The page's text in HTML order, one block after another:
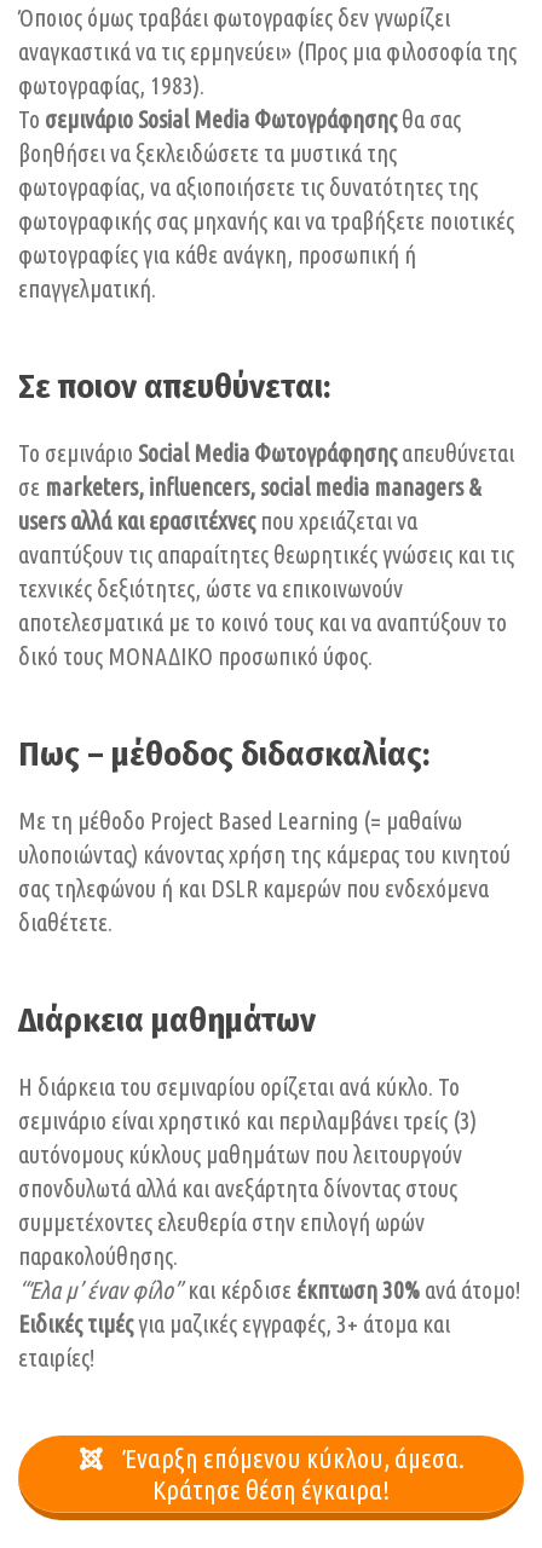
Όποιος όμως τραβάει φωτογραφίες δεν γνωρίζει
αναγκαστικά να τις ερμηνεύει» (Προς μια φιλοσοφία της
φωτογραφίας, 1983).
Το σεμινάριο Sosial Media Φωτογράφησηςθα σας
βοηθήσει να ξεκλειδώσετε τα μυστικά της
φωτογραφίας, να αξιοποιήσετε τις δυνατότητες της
φωτογραφικής σας μηχανής και να τραβήξετε ποιοτικές
φωτογραφίες για κάθε ανάγκη, προσωπική ή
επαγγελματική.
Σε ποιον απευθύνεται:
Το σεμινάριο Social Media Φωτογράφησηςαπευθύνεται
σε marketers, influencers, social media managers &
users αλλά και ερασιτέχνεςπου χρειάζεται να
αναπτύξουν τις απαραίτητες θεωρητικές γνώσεις και τις
τεχνικές δεξιότητες, ώστε να επικοινωνούν
αποτελεσματικά με το κοινό τους και να αναπτύξουν το
δικό τους ΜΟΝΑΔΙΚΟ προσωπικό ύφος.
Πως – μέθοδος διδασκαλίας:
Με τη μέθοδο Project Based Learning (= μαθαίνω
υλοποιώντας) κάνοντας χρήση της κάμερας του κινητού
σας τηλεφώνου ή και DSLR καμερών που ενδεχόμενα
διαθέτετε.
Διάρκεια μαθημάτων
Η διάρκεια του σεμιναρίου ορίζεται ανά κύκλο. Το
σεμινάριο είναι χρηστικό και περιλαμβάνει τρείς (3)
αυτόνομους κύκλους μαθημάτων που λειτουργούν
σπονδυλωτά αλλά και ανεξάρτητα δίνοντας στους
συμμετέχοντες ελευθερία στην επιλογή ωρών
παρακολούθησης.
“Έλα μ’ έναν φίλο”και κέρδισε έκπτωση 30% ανά άτομο!
Ειδικές τιμέςγια μαζικές εγγραφές, 3+ άτομα και
εταιρίες!
Έναρξη επόμενου κύκλου, άμεσα.
Κράτησε θέση έγκαιρα!